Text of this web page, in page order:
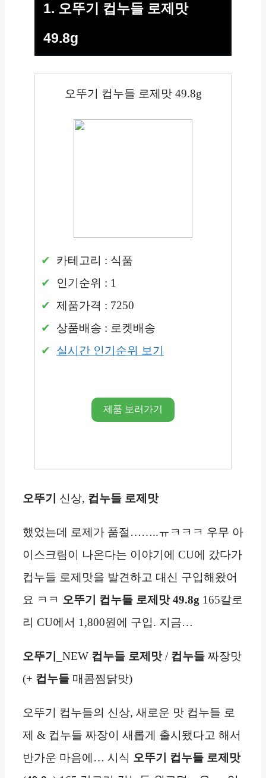
1. 오뚜기 컵누들 로제맛
49.8g
오뚜기 컵누들 로제맛 49.8g
카테고리 : 식품
인기순위 : 1
제품가격 : 7250
상품배송 : 로켓배송
실시간 인기순위 보기
제품 보러가기
오뚜기 신상, 컵누들 로제맛
했었는데 로제가 품절……..ㅠㅋㅋㅋ 우무 아
이스크림이 나온다는 이야기에 CU에 갔다가
컵누들 로제맛을 발견하고 대신 구입해왔어
요 ㅋㅋ 오뚜기 컵누들 로제맛 49.8g 165칼로
리 CU에서 1,800원에 구입. 지금…
오뚜기 _NEW 컵누들 로제맛/ 컵누들 짜장맛
(+ 컵누들 매콤찜닭맛)
오뚜기 컵누들의 신상, 새로운 맛 컵누들 로
제 & 컵누들 짜장이 새롭게 출시됐다고 해서
반가운 마음에… 시식 오뚜기 컵누들 로제맛